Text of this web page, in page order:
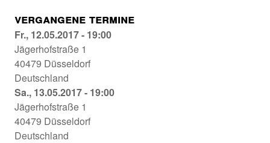
Vergangene Termine
Die
Maske
des
Golino
Theatermuseum
Düsseldorf
12.05.2017
-
Fr., 12.05.2017 - 19:00
Jägerhofstraße 1
40479 Düsseldorf
Deutschland
Die
Maske
des
Golino
Sa., 13.05.2017 - 19:00
Jägerhofstraße 1
40479 Düsseldorf
Deutschland